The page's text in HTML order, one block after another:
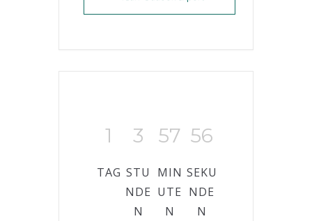
1
TAG
3
STU
NDE
N
57
MIN
UTE
N
56
SEKU
NDE
N